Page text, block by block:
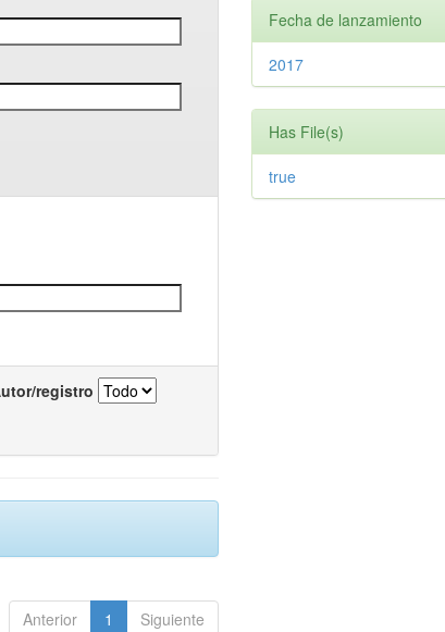
registro
Anterior 1 Siguiente
Fecha de lanzamiento
2017
Has File(s)
true